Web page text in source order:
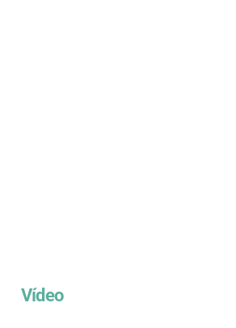
Vídeo